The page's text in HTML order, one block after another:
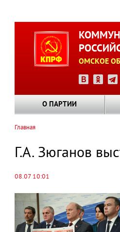
ОМСКОЕ
О ПАРТИИ
навигации
Главная
Г.А. Зюганов
08.07 10:01